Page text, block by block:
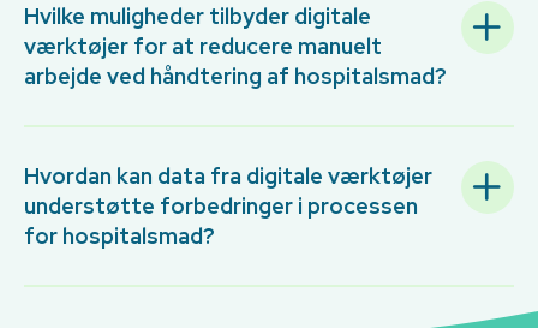
Hvilke muligheder tilbyder digitale
værktøjer for at reducere manuelt
arbejde ved håndtering af hospitalsmad?
Hvordan kan data fra digitale værktøjer
understøtte forbedringer i processen
for hospitalsmad?